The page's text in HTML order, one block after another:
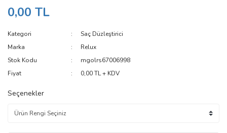
0,00 TL
Kategori
Saç Düzleştirici
Marka
Relux
Stok Kodu
mgolrs67006998
Fiyat
0,00 TL + KDV
Seçenekler